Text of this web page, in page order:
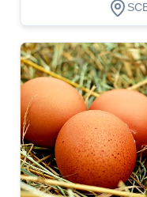
Dégustation